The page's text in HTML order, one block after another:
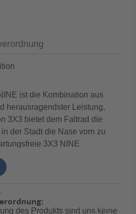
ist die Kombination aus
herausragendster Leistung,
3X3 bietet dem Faltrad die
der Stadt die Nase vorn zu
3X3 NINE
und 554%
250Nm
& AUSSTATTUNG
des Produkts sind uns keine